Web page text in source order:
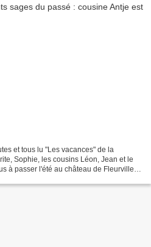
et tous lu "Les vacances" de la
Sophie, les cousins Léon, Jean et le
à passer l'été au château de Fleurville,